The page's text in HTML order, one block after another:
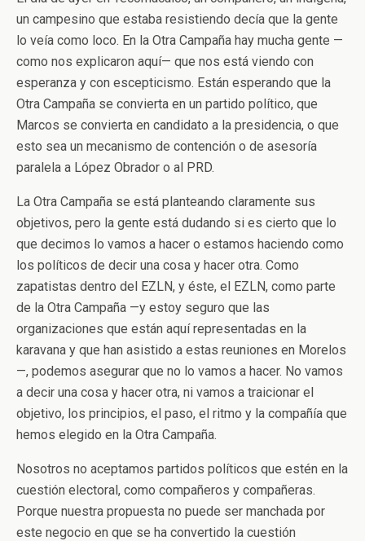
un campesino que estaba resistiendo decía que la gente
lo veía como loco. En la Otra Campaña hay mucha gente —
como nos explicaron aquí— que nos está viendo con
esperanza y con escepticismo. Están esperando que la
Otra Campaña se convierta en un partido político, que
Marcos se convierta en candidato a la presidencia, o que
esto sea un mecanismo de contención o de asesoría
paralela a López Obrador o al PRD.
La Otra Campaña se está planteando claramente sus
objetivos, pero la gente está dudando si es cierto que lo
que decimos lo vamos a hacer o estamos haciendo como
los políticos de decir una cosa y hacer otra. Como
zapatistas dentro del EZLN, y éste, el EZLN, como parte
de la Otra Campaña —y estoy seguro que las
organizaciones que están aquí representadas en la
karavana y que han asistido a estas reuniones en Morelos
—, podemos asegurar que no lo vamos a hacer. No vamos
a decir una cosa y hacer otra, ni vamos a traicionar el
objetivo, los principios, el paso, el ritmo y la compañía que
hemos elegido en la Otra Campaña.
Nosotros no aceptamos partidos políticos que estén en la
cuestión electoral, como compañeros y compañeras.
Porque nuestra propuesta no puede ser manchada por
este negocio en que se ha convertido la cuestión